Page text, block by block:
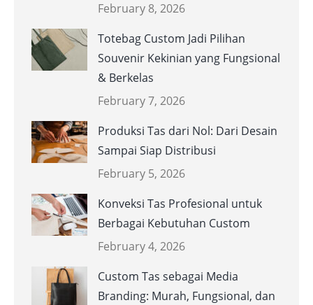
February 8, 2026
Totebag Custom Jadi Pilihan
Souvenir Kekinian yang Fungsional
& Berkelas
February 7, 2026
Produksi Tas dari Nol: Dari Desain
Sampai Siap Distribusi
February 5, 2026
Konveksi Tas Profesional untuk
Berbagai Kebutuhan Custom
February 4, 2026
Custom Tas sebagai Media
Branding: Murah, Fungsional, dan